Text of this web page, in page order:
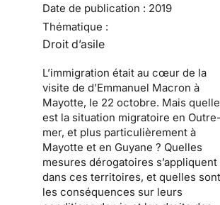
Date de publication : 2019
Thématique :
Droit d’asile
L’immigration était au cœur de la
visite de d’Emmanuel Macron à
Mayotte, le 22 octobre. Mais quelle
est la situation migratoire en Outre-
mer, et plus particulièrement à
Mayotte et en Guyane ? Quelles
mesures dérogatoires s’appliquent
dans ces territoires, et quelles sont
les conséquences sur leurs